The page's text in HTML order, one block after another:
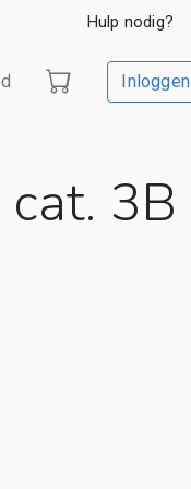
Hulp nodig?
Inloggen
3B